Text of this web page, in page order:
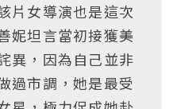
片女導演也是這次
妮坦言當初接獲美
異，因為自己並非
過市調，她是最受